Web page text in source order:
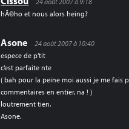
hÃ©ho et nous alors heing?
Asone
24 août 2007 à 10:40
espece de p’tit
c’est parfaite nte
( bah pour la peine moi aussi je me fais
commentaires en entier, na ! )
loutrement tien,
Asone.